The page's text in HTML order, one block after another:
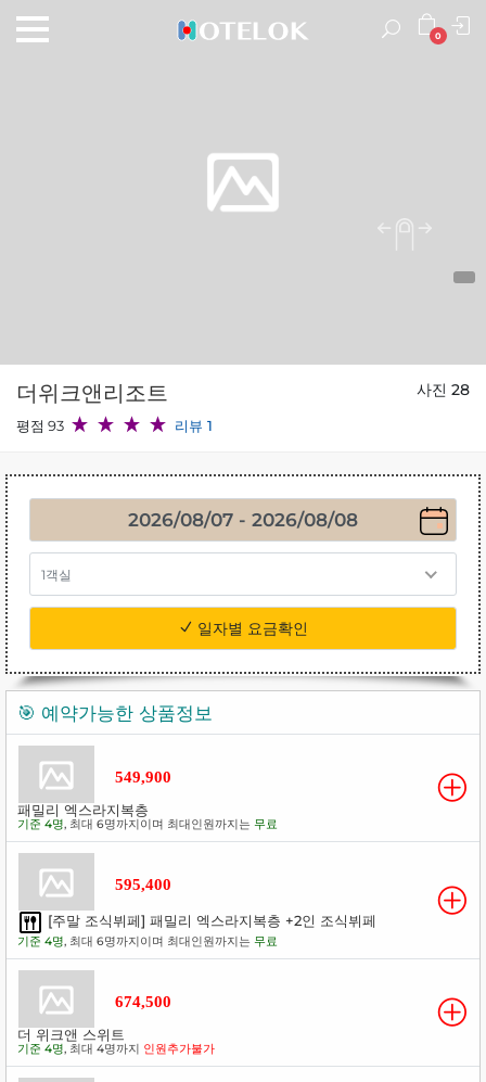
더위크앤리조트
평점 93 리뷰 1
사진 28
1객실
일자별 요금확인
🎯 예약가능한 상품정보
549,900
패밀리 엑스라지복층
기준 4명, 최대 6명까지이며 최대인원까지는 무료
595,400
[주말 조식뷔페] 패밀리 엑스라지복층 +2인 조식뷔페
기준 4명, 최대 6명까지이며 최대인원까지는 무료
674,500
더 위크앤 스위트
기준 4명, 최대 4명까지 인원추가불가
0